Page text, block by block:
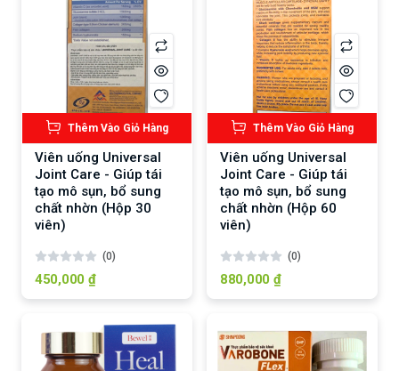
Thêm Vào Giỏ Hàng
Viên uống Universal
Joint Care - Giúp tái
tạo mô sụn, bổ sung
chất nhờn (Hộp 30
viên)
(0)
450,000 ₫
Thêm Vào Giỏ Hàng
Viên uống Universal
Joint Care - Giúp tái
tạo mô sụn, bổ sung
chất nhờn (Hộp 60
viên)
(0)
880,000 ₫